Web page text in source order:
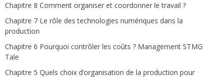
Chapitre 8 Comment organiser et coordonner le travail ?
Chapitre 7 Le rôle des technologies numériques dans la
production
Chapitre 6 Pourquoi contrôler les coûts ? Management STMG
Tale
Chapitre 5 Quels choix d’organisation de la production pour